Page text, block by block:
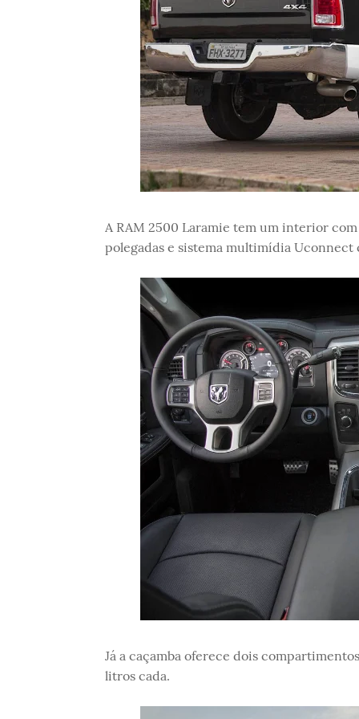
A RAM 2500 Laramie tem um interior
polegadas e sistema multimídia Uconnect
Já a caçamba oferece dois
litros cada.